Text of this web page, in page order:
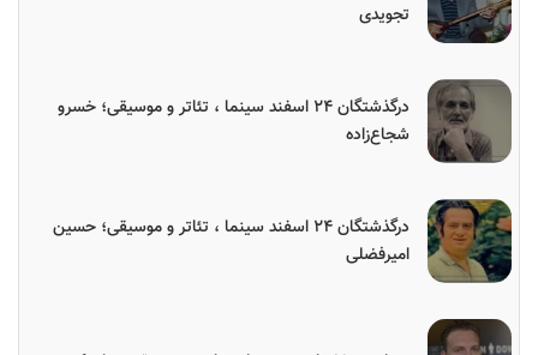
تجویدی
درگذشتگان ۲۴ اسفند سینما ، تئاتر و موسیقی؛ خسرو
شجاع‌زاده
درگذشتگان ۲۴ اسفند سینما ، تئاتر و موسیقی؛ حسین
امیرفضلی